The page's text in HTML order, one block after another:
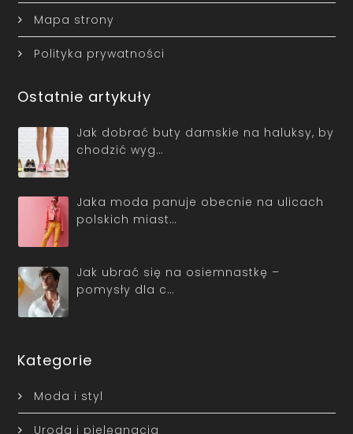
Mapa strony
Polityka prywatności
Ostatnie artykuły
Jak dobrać buty damskie na haluksy, by
chodzić wyg…
Jaka moda panuje obecnie na ulicach
polskich miast…
Jak ubrać się na osiemnastkę –
pomysły dla c…
Kategorie
Moda i styl
Uroda i pielęgnacja